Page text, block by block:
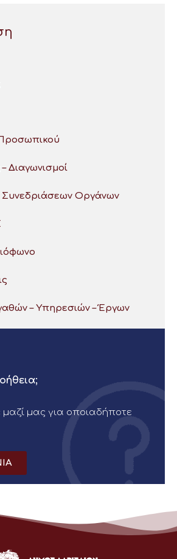
Διαγωνισμοί
Συνεδριάσεων Οργάνων
– Υπηρεσιών – Έργων
μαζί μας για οποιαδήποτε